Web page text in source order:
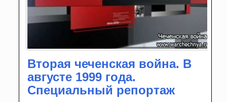
Вторая чеченская война. В
августе 1999 года.
Специальный репортаж